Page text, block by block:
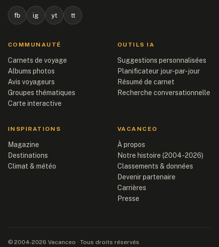
fb ig yt tt
COMMUNAUTÉ
Carnets de voyage
Albums photos
Avis voyageurs
Groupes thématiques
Carte interactive
OUTILS IA
Suggestions personnalisées
Planificateur jour-par-jour
Résumé de carnet
Recherche conversationnelle
INSPIRATIONS
Magazine
Destinations
Climat & météo
VACANCEO
À propos
Notre histoire (2004-2026)
Classements & données
Devenir partenaire
Carrières
Presse
© 2004-2026 Vacanceo · Tous droits réservés